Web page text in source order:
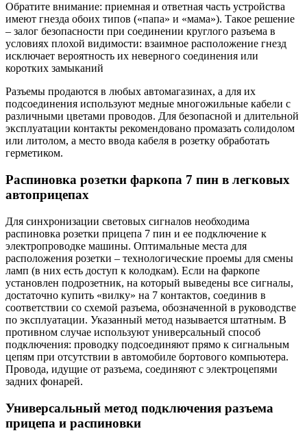
Обратите внимание: приемная и ответная часть устройства
имеют гнезда обоих типов («папа» и «мама»). Такое решение
– залог безопасности при соединении круглого разъема в
условиях плохой видимости: взаимное расположение гнезд
исключает вероятность их неверного соединения или
коротких замыканий
Разъемы продаются в любых автомагазинах, а для их
подсоединения используют медные многожильные кабели с
различными цветами проводов. Для безопасной и длительной
эксплуатации контакты рекомендовано промазать солидолом
или литолом, а место ввода кабеля в розетку обработать
герметиком.
Распиновка розетки фаркопа 7 пин в легковых
автоприцепах
Для синхронизации световых сигналов необходима
распиновка розетки прицепа 7 пин и ее подключение к
электропроводке машины. Оптимальные места для
расположения розетки – технологические проемы для смены
ламп (в них есть доступ к колодкам). Если на фаркопе
установлен подрозетник, на который выведены все сигналы,
достаточно купить «вилку» на 7 контактов, соединив в
соответствии со схемой разъема, обозначенной в руководстве
по эксплуатации. Указанный метод называется штатным. В
противном случае используют универсальный способ
подключения: проводку подсоединяют прямо к сигнальным
цепям при отсутствии в автомобиле бортового компьютера.
Провода, идущие от разъема, соединяют с электроцепями
задних фонарей.
Универсальный метод подключения разъема
прицепа и распиновки